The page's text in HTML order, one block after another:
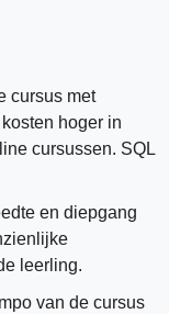
cursus met
hoger in
cursussen. SQL
en diepgang
leerling.
van de cursus